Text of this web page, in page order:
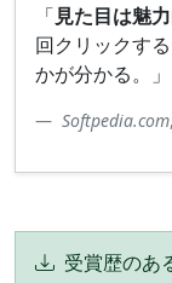
「見た目は魅
回クリックす
かが分かる。」
Softpedia.com
受賞歴のあ